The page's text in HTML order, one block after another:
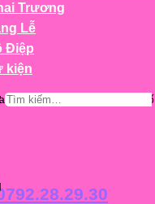
hàng trên 63 tỉnh/ thành phố
Trương
Lễ
Điệp
kiện